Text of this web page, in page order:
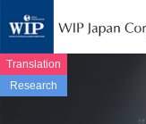
Translation
Research